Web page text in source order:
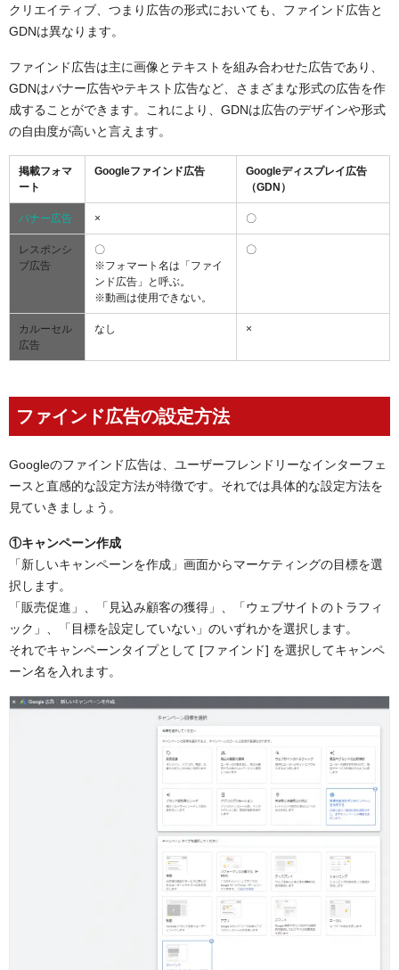
クリエイティブ、つまり広告の形式においても、ファインド広告と
GDNは異なります。
ファインド広告は主に画像とテキストを組み合わせた広告であり、
GDNはバナー広告やテキスト広告など、さまざまな形式の広告を作
成することができます。これにより、GDNは広告のデザインや形式
の自由度が高いと言えます。
掲載フォマ
ート
Googleファインド広告
Googleディスプレイ広告
（GDN）
バナー広告 × 〇
レスポンシ
ブ広告
〇
※フォマート名は「ファイ
ンド広告」と呼ぶ。
※動画は使用できない。
〇
カルーセル
広告
なし ×
ファインド広告の設定方法
Googleのファインド広告は、ユーザーフレンドリーなインターフェ
ースと直感的な設定方法が特徴です。それでは具体的な設定方法を
見ていきましょう。
①キャンペーン作成
「新しいキャンペーンを作成」画面からマーケティングの目標を選
択します。
「販売促進」、「見込み顧客の獲得」、「ウェブサイトのトラフィ
ック」、「目標を設定していない」のいずれかを選択します。
それでキャンペーンタイプとして [ファインド] を選択してキャンペ
ーン名を入れます。